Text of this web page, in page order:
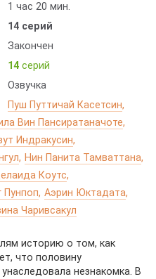
1 час 20 мин.
14 серий
Закончен
14серий
Озвучка
Пуш Путтичай Касетсин
Вин Пансиратаначоте
Индракусин
Нин Панита Тамваттана
Коутс
Пунпоп Аэрин Юктадата
Чаривсакул
историю о том, как
что половину
незнакомка. В